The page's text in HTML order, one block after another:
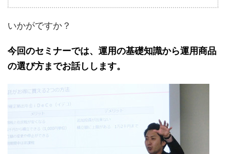
いかがですか？
今回のセミナーでは、運用の基礎知識から運用商品
の選び方までお話しします。